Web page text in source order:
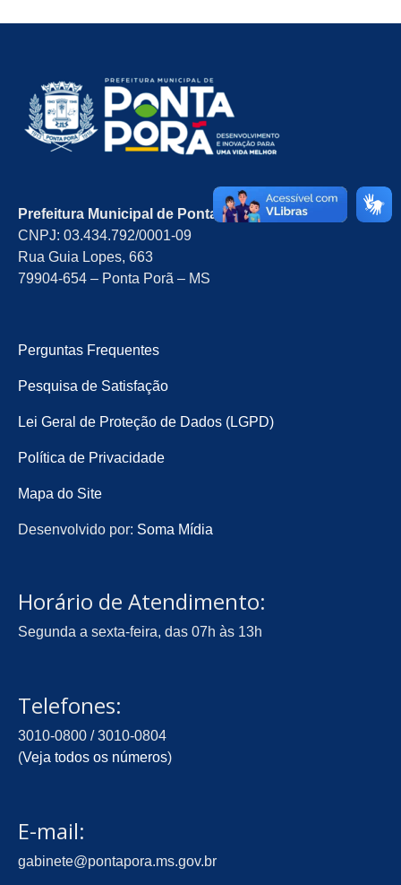
Prefeitura Municipal de Ponta Porã/MS
CNPJ: 03.434.792/0001-09
Rua Guia Lopes, 663
79904-654 – Ponta Porã – MS
Perguntas Frequentes
Pesquisa de Satisfação
Lei Geral de Proteção de Dados (LGPD)
Política de Privacidade
Mapa do Site
Desenvolvido por: Soma Mídia
Horário de Atendimento:
Segunda a sexta-feira, das 07h às 13h
Telefones:
3010-0800 / 3010-0804
(Veja todos os números)
E-mail:
gabinete@pontapora.ms.gov.br